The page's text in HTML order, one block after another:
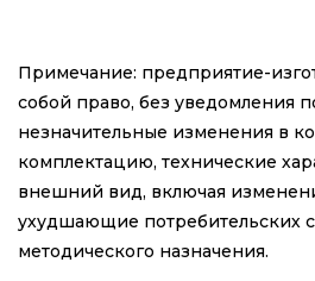
Примечание: предприятие-
собой право, без уведомления
незначительные изменения в
комплектацию, технические
внешний вид, включая
ухудшающие потребительских
методического назначения.